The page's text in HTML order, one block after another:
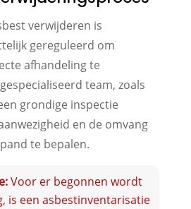
verwijderen is
gereguleerd om
afhandeling te
team, zoals
grondige inspectie
en de omvang
te bepalen.
Voor er begonnen wordt
is een asbestinventarisatie